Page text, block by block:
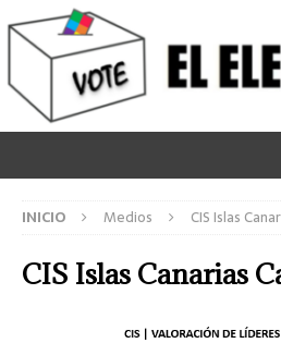
INICIO Medios CIS Islas
CIS Islas Canarias